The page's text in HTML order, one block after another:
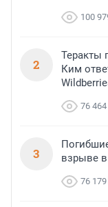
100
2
Теракты
Ким
76 464
3
взрыве
76 179